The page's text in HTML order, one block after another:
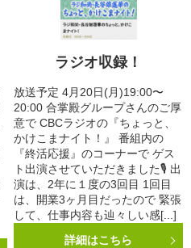
ラジオ収録！
放送予定 4月20日(月)19:00〜
20:00 合掌殿グループさんのご厚
意で CBCラジオの『ちょっと、
かけこまナイト！』 番組内の
『終活応援』のコーナーで ゲス
ト出演させていただきました🎙️ 出
演は、2年に１度の3回目 1回目
は、開業3ヶ月目だったので 緊張
して、仕事内容も辿々しい感[...]
詳細はこちら